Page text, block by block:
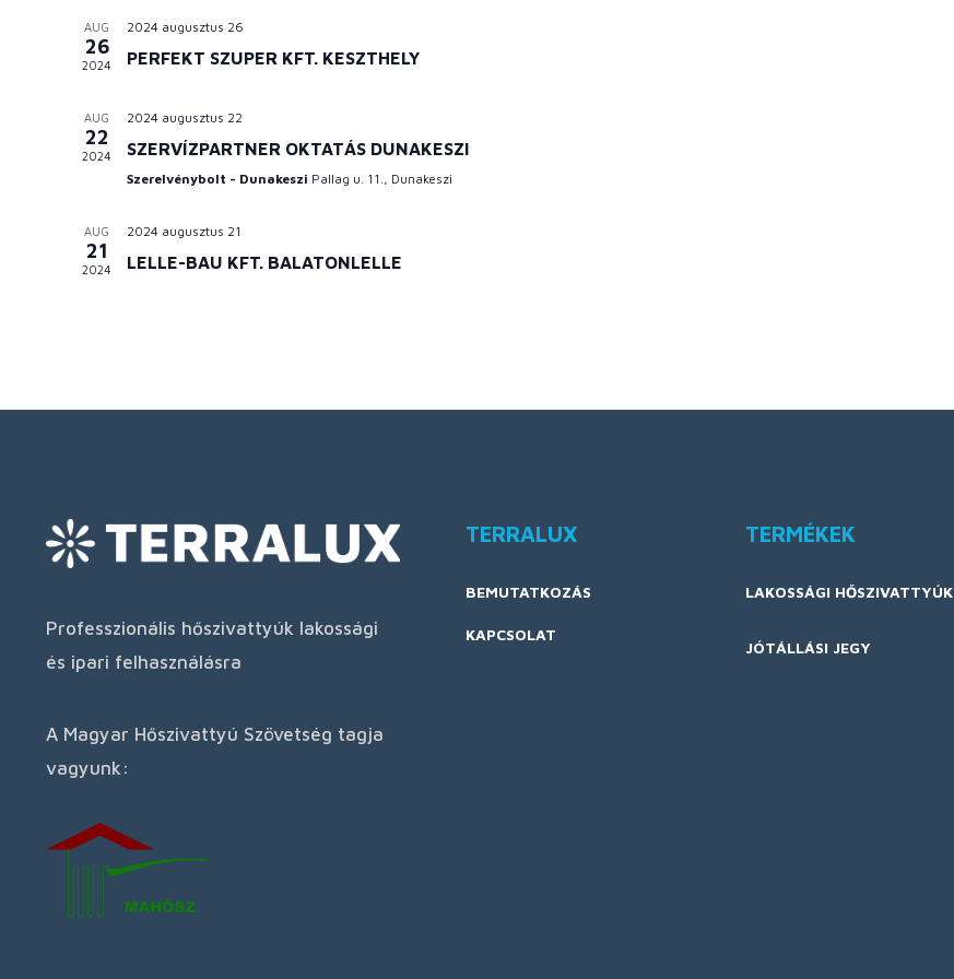
AUG
26
2024
2024 augusztus 26
PERFEKT SZUPER KFT. KESZTHELY
AUG
22
2024
2024 augusztus 22
SZERVÍZPARTNER OKTATÁS DUNAKESZI
Szerelvénybolt - Dunakeszi Pallag u. 11., Dunakeszi
AUG
21
2024
2024 augusztus 21
LELLE-BAU KFT. BALATONLELLE
Professzionális hőszivattyúk lakossági
és ipari felhasználásra
A Magyar Hőszivattyú Szövetség tagja
vagyunk:
TERRALUX
BEMUTATKOZÁS
KAPCSOLAT
TERMÉKEK
LAKOSSÁGI HŐSZIVATTYÚK
JÓTÁLLÁSI JEGY